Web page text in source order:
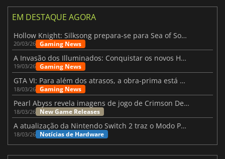
EM DESTAQUE AGORA
Hollow Knight: Silksong prepara-se para Sea of Sorrow com um patch
20/03/26 Gaming News
A Invasão dos Illuminados: Conquistar os novos Helldivers 2 Atualização!
19/03/26 Gaming News
GTA VI: Para além dos atrasos, a obra-prima está quase a chegar
18/03/26 Gaming News
Pearl Abyss revela imagens de jogo de Crimson Desert para a PS5
18/03/26 New Game Releases
A atualização da Nintendo Switch 2 traz o Modo Portátil aos jogos mais antigos da Switch
18/03/26 Notícias de Hardware